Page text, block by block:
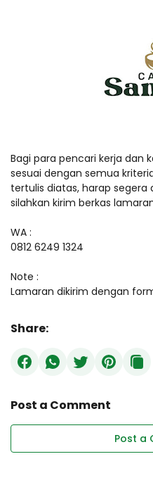
Bagi para pencari kerja dan
sesuai dengan semua
tertulis diatas, harap segera
silahkan kirim berkas
WA :
0812 6249 1324
Note :
Lamaran dikirim dengan
Share:
Post a Comment
Post a